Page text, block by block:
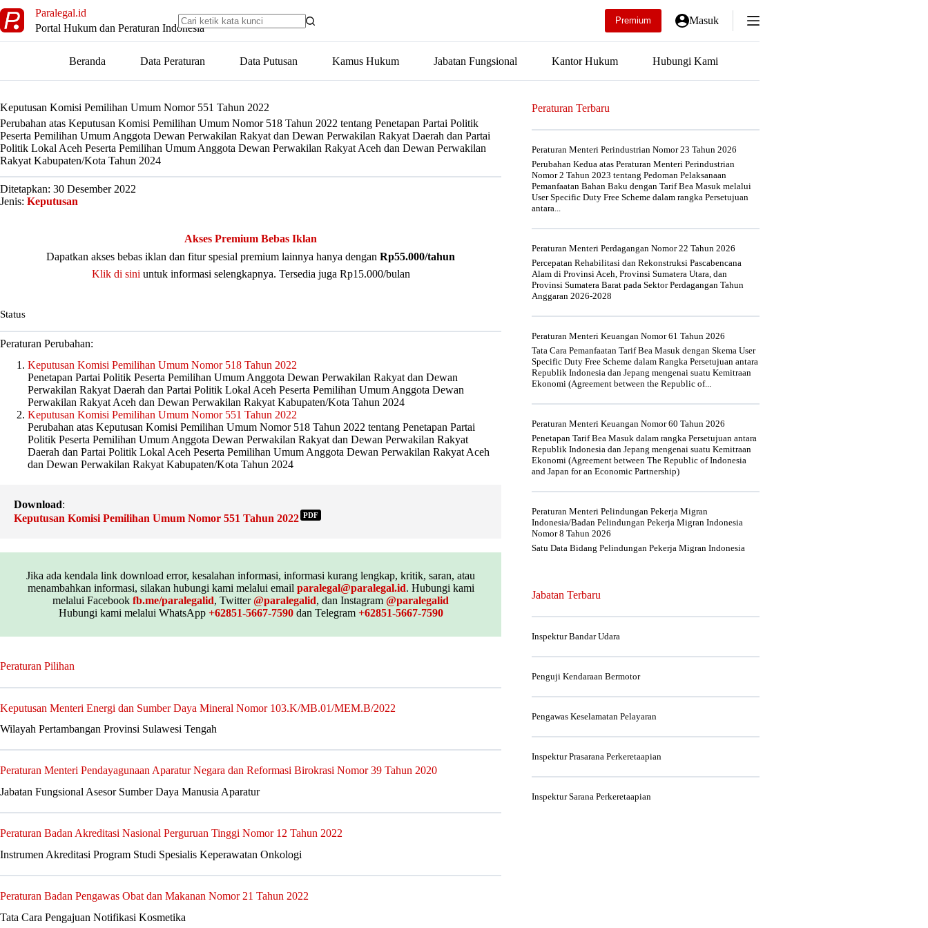
to
content
Paralegal.id
Portal Hukum dan Peraturan Indonesia
Premium Masuk
Beranda Data Peraturan Data Putusan Kamus Hukum Jabatan Fungsional Kantor Hukum Hubungi Kami
Keputusan Komisi Pemilihan Umum Nomor 551 Tahun 2022
Perubahan atas Keputusan Komisi Pemilihan Umum Nomor 518 Tahun 2022 tentang Penetapan Partai Politik
Peserta Pemilihan Umum Anggota Dewan Perwakilan Rakyat dan Dewan Perwakilan Rakyat Daerah dan Partai
Politik Lokal Aceh Peserta Pemilihan Umum Anggota Dewan Perwakilan Rakyat Aceh dan Dewan Perwakilan
Rakyat Kabupaten/Kota Tahun 2024
Ditetapkan: 30 Desember 2022
Jenis: Keputusan
Akses Premium Bebas Iklan
Dapatkan akses bebas iklan dan fitur spesial premium lainnya hanya dengan Rp55.000/tahun
Klik di sini untuk informasi selengkapnya. Tersedia juga Rp15.000/bulan
Status
Peraturan Perubahan:
Keputusan Komisi Pemilihan Umum Nomor 518 Tahun 2022
Penetapan Partai Politik Peserta Pemilihan Umum Anggota Dewan Perwakilan Rakyat dan Dewan
Perwakilan Rakyat Daerah dan Partai Politik Lokal Aceh Peserta Pemilihan Umum Anggota Dewan
Perwakilan Rakyat Aceh dan Dewan Perwakilan Rakyat Kabupaten/Kota Tahun 2024
Keputusan Komisi Pemilihan Umum Nomor 551 Tahun 2022
Perubahan atas Keputusan Komisi Pemilihan Umum Nomor 518 Tahun 2022 tentang Penetapan Partai
Politik Peserta Pemilihan Umum Anggota Dewan Perwakilan Rakyat dan Dewan Perwakilan Rakyat
Daerah dan Partai Politik Lokal Aceh Peserta Pemilihan Umum Anggota Dewan Perwakilan Rakyat Aceh
dan Dewan Perwakilan Rakyat Kabupaten/Kota Tahun 2024
Download:
Keputusan Komisi Pemilihan Umum Nomor 551 Tahun 2022 PDF
Jika ada kendala link download error, kesalahan informasi, informasi kurang lengkap, kritik, saran, atau
menambahkan informasi, silakan hubungi kami melalui email paralegal@paralegal.id. Hubungi kami
melalui Facebook fb.me/paralegalid, Twitter@paralegalid, dan Instagram @paralegalid
Hubungi kami melalui WhatsApp +62851-5667-7590dan Telegram +62851-5667-7590
Peraturan Pilihan
Keputusan Menteri Energi dan Sumber Daya Mineral Nomor 103.K/MB.01/MEM.B/2022
Wilayah Pertambangan Provinsi Sulawesi Tengah
Peraturan Menteri Pendayagunaan Aparatur Negara dan Reformasi Birokrasi Nomor 39 Tahun 2020
Jabatan Fungsional Asesor Sumber Daya Manusia Aparatur
Peraturan Badan Akreditasi Nasional Perguruan Tinggi Nomor 12 Tahun 2022
Instrumen Akreditasi Program Studi Spesialis Keperawatan Onkologi
Peraturan Badan Pengawas Obat dan Makanan Nomor 21 Tahun 2022
Tata Cara Pengajuan Notifikasi Kosmetika
Peraturan Terbaru
Peraturan Menteri Perindustrian Nomor 23 Tahun 2026
Perubahan Kedua atas Peraturan Menteri Perindustrian
Nomor 2 Tahun 2023 tentang Pedoman Pelaksanaan
Pemanfaatan Bahan Baku dengan Tarif Bea Masuk melalui
User Specific Duty Free Scheme dalam rangka Persetujuan
antara...
Peraturan Menteri Perdagangan Nomor 22 Tahun 2026
Percepatan Rehabilitasi dan Rekonstruksi Pascabencana
Alam di Provinsi Aceh, Provinsi Sumatera Utara, dan
Provinsi Sumatera Barat pada Sektor Perdagangan Tahun
Anggaran 2026-2028
Peraturan Menteri Keuangan Nomor 61 Tahun 2026
Tata Cara Pemanfaatan Tarif Bea Masuk dengan Skema User
Specific Duty Free Scheme dalam Rangka Persetujuan antara
Republik Indonesia dan Jepang mengenai suatu Kemitraan
Ekonomi (Agreement between the Republic of...
Peraturan Menteri Keuangan Nomor 60 Tahun 2026
Penetapan Tarif Bea Masuk dalam rangka Persetujuan antara
Republik Indonesia dan Jepang mengenai suatu Kemitraan
Ekonomi (Agreement between The Republic of Indonesia
and Japan for an Economic Partnership)
Peraturan Menteri Pelindungan Pekerja Migran
Indonesia/Badan Pelindungan Pekerja Migran Indonesia
Nomor 8 Tahun 2026
Satu Data Bidang Pelindungan Pekerja Migran Indonesia
Jabatan Terbaru
Inspektur Bandar Udara
Penguji Kendaraan Bermotor
Pengawas Keselamatan Pelayaran
Inspektur Prasarana Perkeretaapian
Inspektur Sarana Perkeretaapian